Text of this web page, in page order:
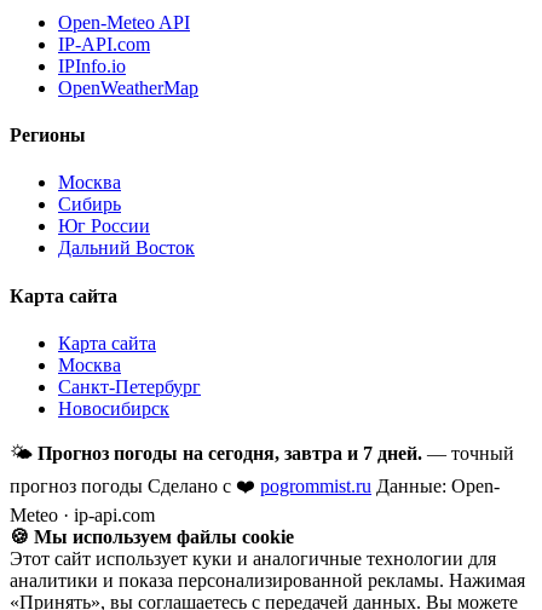
Open-Meteo API
IP-API.com
IPInfo.io
OpenWeatherMap
Регионы
Москва
Сибирь
Юг России
Дальний Восток
Карта сайта
Карта сайта
Москва
Санкт-Петербург
Новосибирск
🌤 Прогноз погоды на сегодня, завтра и 7 дней. — точный
прогноз погоды Сделано с ❤️ pogrommist.ru Данные: Open-
Meteo · ip-api.com
🍪 Мы используем файлы cookie
Этот сайт использует куки и аналогичные технологии для
аналитики и показа персонализированной рекламы. Нажимая
«Принять», вы соглашаетесь с передачей данных. Вы можете